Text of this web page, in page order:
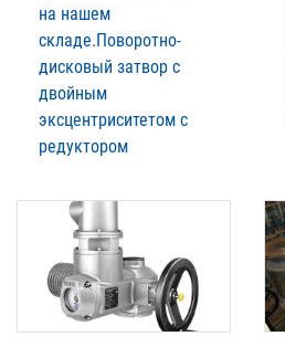
на нашем
складе.Поворотно-
дисковый затвор с
двойным
эксцентриситетом с
редуктором